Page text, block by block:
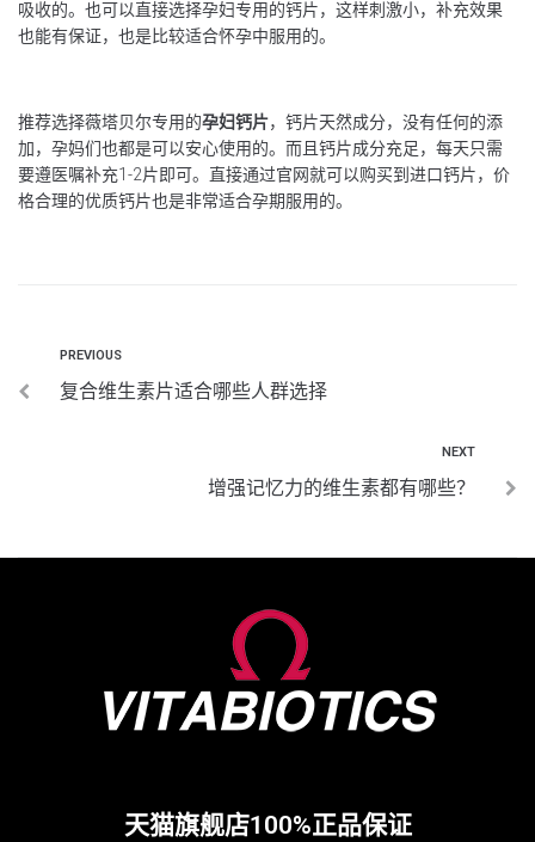
吸收的。也可以直接选择孕妇专用的钙片，这样刺激小，补充效果
也能有保证，也是比较适合怀孕中服用的。
推荐选择薇塔贝尔专用的孕妇钙片，钙片天然成分，没有任何的添
加，孕妈们也都是可以安心使用的。而且钙片成分充足，每天只需
要遵医嘱补充1-2片即可。直接通过官网就可以购买到进口钙片，价
格合理的优质钙片也是非常适合孕期服用的。
PREVIOUS
复合维生素片适合哪些人群选择
NEXT
增强记忆力的维生素都有哪些？
天猫旗舰店100%正品保证